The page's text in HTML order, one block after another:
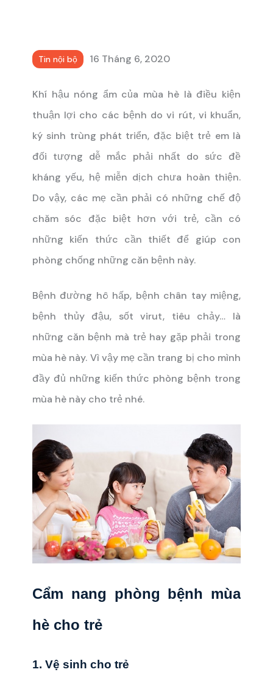
Tin nội bộ 16 Tháng 6, 2020
Khí hậu nóng ẩm của mùa hè là điều kiện
thuận lợi cho các bệnh do vi rút, vi khuẩn,
ký sinh trùng phát triển, đặc biệt trẻ em là
đối tượng dễ mắc phải nhất do sức đề
kháng yếu, hệ miễn dịch chưa hoàn thiện.
Do vậy, các mẹ cần phải có những chế độ
chăm sóc đặc biệt hơn với trẻ, cần có
những kiến thức cần thiết để giúp con
phòng chống những căn bệnh này.
Bệnh đường hô hấp, bệnh chân tay miệng,
bệnh thủy đậu, sốt virut, tiêu chảy… là
những căn bệnh mà trẻ hay gặp phải trong
mùa hè này. Vì vậy mẹ cần trang bị cho mình
đầy đủ những kiến thức phòng bệnh trong
mùa hè này cho trẻ nhé.
Cẩm nang phòng bệnh mùa
hè cho trẻ
1. Vệ sinh cho trẻ